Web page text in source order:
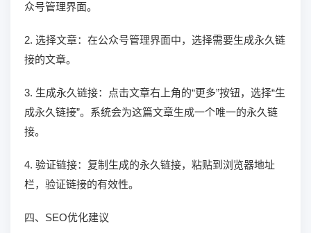
众号管理界面。
2. 选择文章：在公众号管理界面中，选择需要生成永久链
接的文章。
3. 生成永久链接：点击文章右上角的“更多”按钮，选择“生
成永久链接”。系统会为这篇文章生成一个唯一的永久链
接。
4. 验证链接：复制生成的永久链接，粘贴到浏览器地址
栏，验证链接的有效性。
四、SEO优化建议